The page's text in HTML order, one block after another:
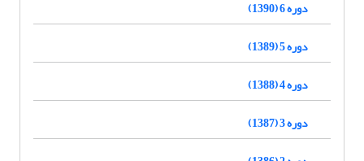
دوره 6 (1390)
دوره 5 (1389)
دوره 4 (1388)
دوره 3 (1387)